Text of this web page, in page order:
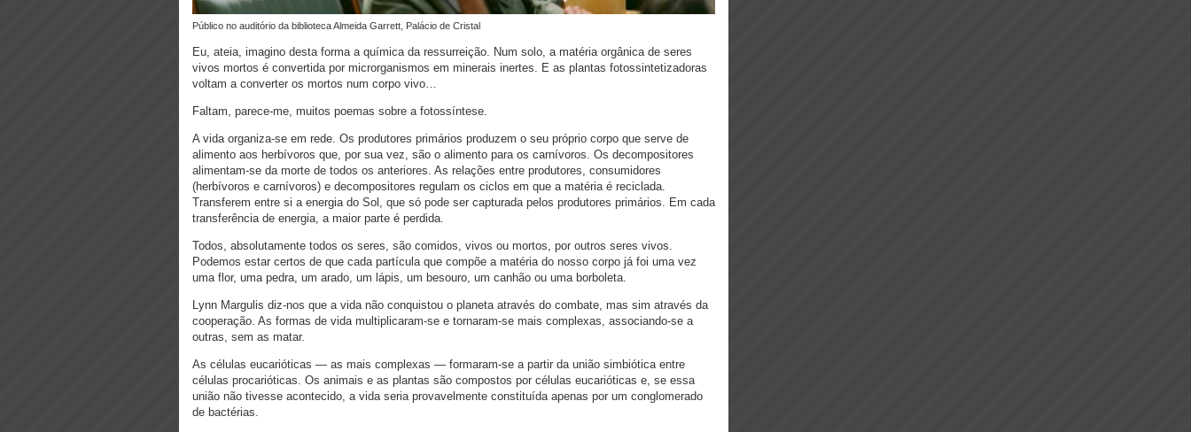
público no auditório da biblioteca Almeida Garrett, Palácio de Cristal
Eu, ateia, imagino desta forma a química da ressurreição. Num solo, a matéria orgânica de seres
vivos mortos é convertida por microrganismos em minerais inertes. E as plantas fotossintetizadoras
voltam a converter os mortos num corpo vivo…
Faltam, parece-me, muitos poemas sobre a fotossíntese.
A vida organiza-se em rede. Os produtores primários produzem o seu próprio corpo que serve de
alimento aos herbívoros que, por sua vez, são o alimento para os carnívoros. Os decompositores
alimentam-se da morte de todos os anteriores. As relações entre produtores, consumidores
(herbívoros e carnívoros) e decompositores regulam os ciclos em que a matéria é reciclada.
Transferem entre si a energia do Sol, que só pode ser capturada pelos produtores primários. Em cada
transferência de energia, a maior parte é perdida.
Todos, absolutamente todos os seres, são comidos, vivos ou mortos, por outros seres vivos.
Podemos estar certos de que cada partícula que compõe a matéria do nosso corpo já foi uma vez
uma flor, uma pedra, um arado, um lápis, um besouro, um canhão ou uma borboleta.
Lynn Margulis diz-nos que a vida não conquistou o planeta através do combate, mas sim através da
cooperação. As formas de vida multiplicaram-se e tornaram-se mais complexas, associando-se a
outras, sem as matar.
As células eucarióticas — as mais complexas — formaram-se a partir da união simbiótica entre
células procarióticas. Os animais e as plantas são compostos por células eucarióticas e, se essa
união não tivesse acontecido, a vida seria provavelmente constituída apenas por um conglomerado
de bactérias.